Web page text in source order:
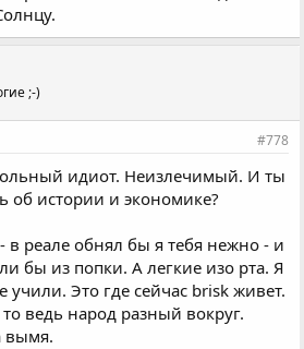
;-)
#778
идиот. Неизлечимый. И ты
об истории и экономике?
- в реале обнял бы я тебя нежно - и
бы из попки. А легкие изо рта. Я
Это где сейчас brisk живет.
ведь народ разный вокруг.
вымя.